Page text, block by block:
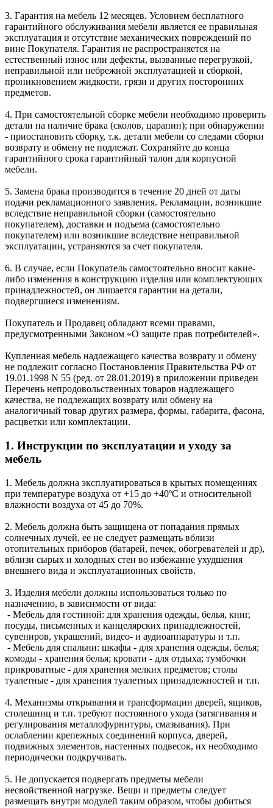
3. Гарантия на мебель 12 месяцев. Условием бесплатного
гарантийного обслуживания мебели является ее правильная
эксплуатация и отсутствие механических повреждений по
вине Покупателя. Гарантия не распространяется на
естественный износ или дефекты, вызванные перегрузкой,
неправильной или небрежной эксплуатацией и сборкой,
проникновением жидкости, грязи и других посторонних
предметов.
4. При самостоятельной сборке мебели необходимо проверить
детали на наличие брака (сколов, царапин); при обнаружении
- приостановить сборку, т.к. детали мебели со следами сборки
возврату и обмену не подлежат. Сохраняйте до конца
гарантийного срока гарантийный талон для корпусной
мебели.
5. Замена брака производится в течение 20 дней от даты
подачи рекламационного заявления. Рекламации, возникшие
вследствие неправильной сборки (самостоятельно
покупателем), доставки и подъема (самостоятельно
покупателем) или возникшие вследствие неправильной
эксплуатации, устраняются за счет покупателя.
6. В случае, если Покупатель самостоятельно вносит какие-
либо изменения в конструкцию изделия или комплектующих
принадлежностей, он лишается гарантии на детали,
подвергшиеся изменениям.
Покупатель и Продавец обладают всеми правами,
предусмотренными Законом «О защите прав потребителей».
Купленная мебель надлежащего качества возврату и обмену
не подлежит согласно Постановления Правительства РФ от
19.01.1998 N 55 (ред. от 28.01.2019) в приложении приведен
Перечень непродовольственных товаров надлежащего
качества, не подлежащих возврату или обмену на
аналогичный товар других размера, формы, габарита, фасона,
расцветки или комплектации.
1. Инструкции по эксплуатации и уходу за
мебель
1. Мебель должна эксплуатироваться в крытых помещениях
при температуре воздуха от +15 до +40ºС и относительной
влажности воздуха от 45 до 70%.
2. Мебель должна быть защищена от попадания прямых
солнечных лучей, ее не следует размещать вблизи
отопительных приборов (батарей, печек, обогревателей и др),
вблизи сырых и холодных стен во избежание ухудшения
внешнего вида и эксплуатационных свойств.
3. Изделия мебели должны использоваться только по
назначению, в зависимости от вида:
- Мебель для гостиной: для хранения одежды, белья, книг,
посуды, письменных и канцелярских принадлежностей,
сувениров, украшений, видео- и аудиоаппаратуры и т.п.
- Мебель для спальни: шкафы - для хранения одежды, белья;
комоды - хранения белья; кровати - для отдыха; тумбочки
прикроватные - для хранения мелких предметов; столы
туалетные - для хранения туалетных принадлежностей и т.п.
4. Механизмы открывания и трансформации дверей, ящиков,
столешниц и т.п. требуют постоянного ухода (затягивания и
регулирования металлофурнитуры, смазывания). При
ослаблении крепежных соединений корпуса, дверей,
подвижных элементов, настенных подвесок, их необходимо
периодически подкручивать.
5. Не допускается подвергать предметы мебели
несвойственной нагрузке. Вещи и предметы следует
размещать внутри модулей таким образом, чтобы добиться